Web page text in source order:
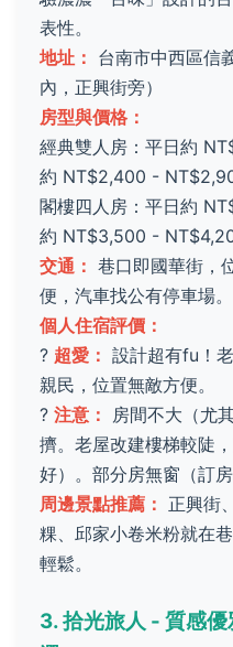
表性。
地址： 台南市中西區信
內，正興街旁）
房型與價格：
經典雙人房：平日約
約 NT$2,400 -
閣樓四人房：平日約
約 NT$3,500 -
交通： 巷口即國華街，
便，汽車找公有停車場。
個人住宿評價：
? 超愛： 設計超有fu！
親民，位置無敵方便。
? 注意：
房間不大（尤
擠。老屋改建樓梯較陡
好）。部分房無窗（訂房
周邊景點推薦： 正興街
粿、邱家小卷米粉就在
輕鬆。
3. 拾光旅人 - 質感